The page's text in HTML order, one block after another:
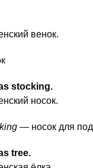
венок.
stocking.
носок.
— носок для
tree.